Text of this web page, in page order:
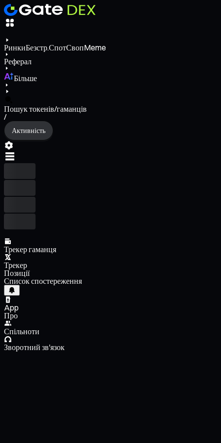
РинкиБезстр.СпотСвопMeme
Реферал
Більше
Пошук токенів/гаманців
/
Активність
Трекер гаманця
Трекер
Позиції
Список спостереження
App
Про
Спільноти
Зворотний зв'язок